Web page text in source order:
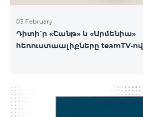
03 February
Դիտի՛ր «Շանթ» և «Արմենիա»
հեռուստաալիքները teamTV-ով